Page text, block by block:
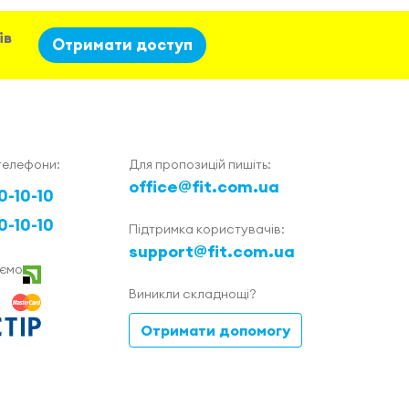
Отримати доступ
10-10
10-10
Для пропозицій пишіть:
office@fit.com.ua
Підтримка користувачів:
support@fit.com.ua
Виникли складнощі?
Отримати допомогу